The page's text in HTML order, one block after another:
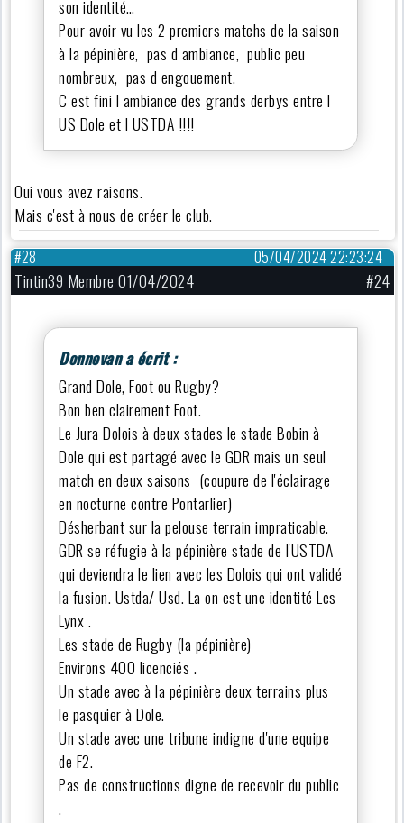
son identité…
Pour avoir vu les 2 premiers matchs de la saison
à la pépinière, pas d ambiance, public peu
nombreux, pas d engouement.
C est fini l ambiance des grands derbys entre l
US Dole et l USTDA !!!!
Oui vous avez raisons.
Mais c'est à nous de créer le club.
05/04/2024 22:23:24
#28
Tintin39 Membre 01/04/2024 #24
Donnovan a écrit :
Grand Dole, Foot ou Rugby?
Bon ben clairement Foot.
Le Jura Dolois à deux stades le stade Bobin à
Dole qui est partagé avec le GDR mais un seul
match en deux saisons (coupure de l'éclairage
en nocturne contre Pontarlier)
Désherbant sur la pelouse terrain impraticable.
GDR se réfugie à la pépinière stade de l'USTDA
qui deviendra le lien avec les Dolois qui ont validé
la fusion. Ustda/ Usd. La on est une identité Les
Lynx .
Les stade de Rugby (la pépinière)
Environs 400 licenciés .
Un stade avec à la pépinière deux terrains plus
le pasquier à Dole.
Un stade avec une tribune indigne d'une equipe
de F2.
Pas de constructions digne de recevoir du public
.